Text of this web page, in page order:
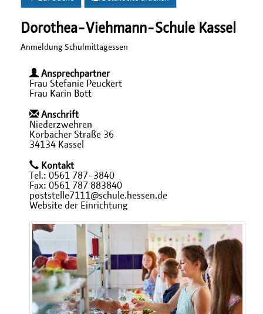
Dorothea-Viehmann-Schule Kassel
Anmeldung Schulmittagessen
Ansprechpartner
Frau Stefanie Peuckert
Frau Karin Bott
Anschrift
Niederzwehren
Korbacher Straße 36
34134 Kassel
Kontakt
Tel.: 0561 787-3840
Fax: 0561 787 883840
poststelle7111@schule.hessen.de
Website der Einrichtung